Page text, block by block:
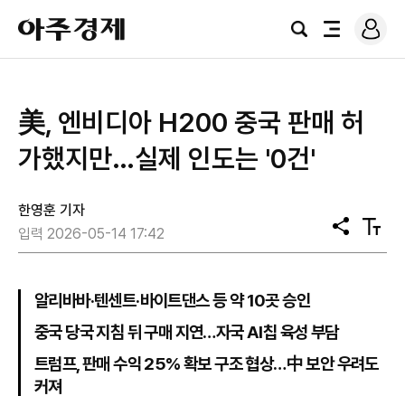
아
주
경
검
전
로
그
美, 엔비디아 H200 중국 판매 허
가했지만…실제 인도는 '0건'
한영훈 기자
입력 2026-05-14 17:42
공
유
텍
스
알리바바·텐센트·바이트댄스 등 약 10곳 승인
중국 당국 지침 뒤 구매 지연…자국 AI칩 육성 부담
트럼프, 판매 수익 25% 확보 구조 협상…中 보안 우려도
커져